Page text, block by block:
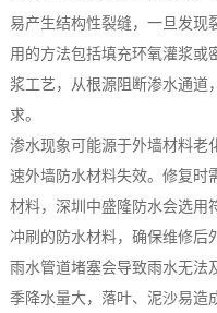
易产生结构性裂缝，一旦发现
用的方法包括填充环氧灌浆或
浆工艺，从根源阻断渗水通道
求。
渗水现象可能源于外墙材料老
速外墙防水材料失效。修复时
材料，深圳中盛隆防水会选用
冲刷的防水材料，确保维修后
雨水管道堵塞会导致雨水无法
季降水量大，落叶、泥沙易造